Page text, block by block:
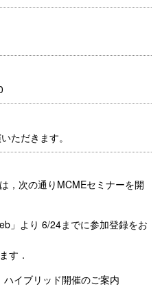
ただきます。
，次の通りMCMEセミナーを開
」より 6/24までに参加登録をお
す．
イブリッド開催のご案内